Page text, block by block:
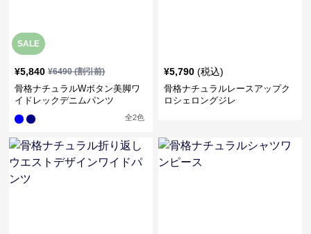
SALE
¥5,840 ¥6490(割引前)
骨格ナチュラルWボタン美脚ワ
イドレックデニムパンツ
全2色
¥5,790 (税込)
骨格ナチュラルレースアップク
ロシェロングジレ